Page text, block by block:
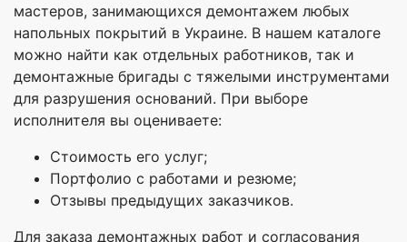
мастеров, занимающихся демонтажем любых
напольных покрытий в Украине. В нашем каталоге
можно найти как отдельных работников, так и
демонтажные бригады с тяжелыми инструментами
для разрушения оснований. При выборе
исполнителя вы оцениваете:
Стоимость его услуг;
Портфолио с работами и резюме;
Отзывы предыдущих заказчиков.
Для заказа демонтажных работ и согласования